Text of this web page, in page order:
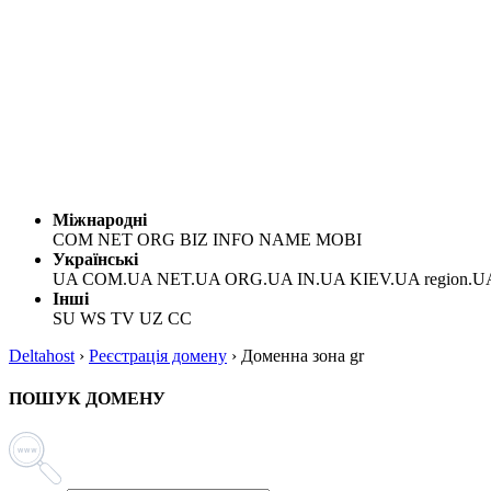
Міжнародні
COM NET ORG BIZ INFO NAME MOBI
Українські
UA COM.UA NET.UA ORG.UA IN.UA KIEV.UA
Інші
SU WS TV UZ CC
Deltahost › Реєстрація домену › Доменна зона gr
ПОШУК ДОМЕНУ